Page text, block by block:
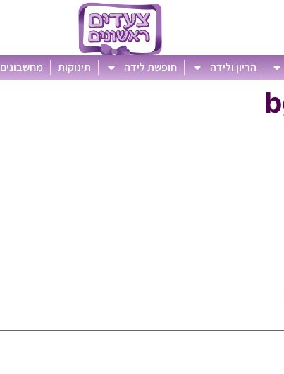
הריון ולידה חופשת לידה תינוקות מחשבונים